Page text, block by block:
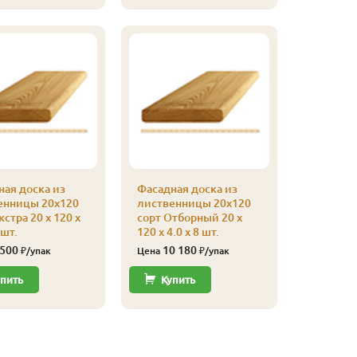
доска из
20х120
20 x 120 x
₽/упак
Фасадная доска из
лиственницы 20х120
сорт Отборный 20 x
120 x 4.0 x 8 шт.
Цена 10 180₽/упак
Купить